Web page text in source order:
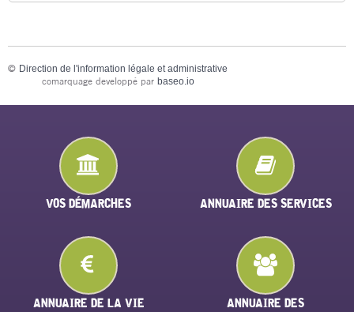
© Direction de l'information légale et administrative
comarquage developpé par baseo.io
VOS DÉMARCHES ANNUAIRE DES SERVICES
ANNUAIRE DE LA VIE
ANNUAIRE DES